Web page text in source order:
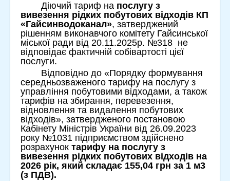
Діючий тариф на послугу з
вивезення рідких побутових відходів КП
«Гайсинводоканал», затверджений
рішенням виконавчого комітету Гайсинської
міської ради від 20.11.2025р. №318 не
відповідає фактичній собівартості цієї
послуги.
Відповідно до «Порядку формування
середньозваженого тарифу на послугу з
управління побутовими відходами, а також
тарифів на збирання, перевезення,
відновлення та видалення побутових
відходів», затвердженого постановою
Кабінету Міністрів України від 26.09.2023
року №1031 підприємством здійснено
розрахунок тарифу на послугу з
вивезення рідких побутових відходів на
2026 рік, який складає 155,04 грн за 1 м3
(з ПДВ).